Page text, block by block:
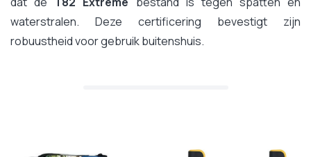
waterstralen. Deze certificering bevestigt zijn
robuustheid voor gebruik buitenshuis.